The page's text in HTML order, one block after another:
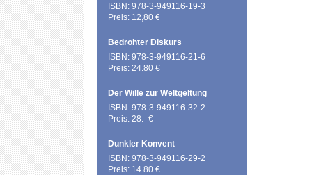
ISBN: 978-3-949116-19-3
Preis: 12,80 €
Bedrohter Diskurs
ISBN: 978-3-949116-21-6
Preis: 24.80 €
Der Wille zur Weltgeltung
ISBN: 978-3-949116-32-2
Preis: 28.- €
Dunkler Konvent
ISBN: 978-3-949116-29-2
Preis: 14.80 €